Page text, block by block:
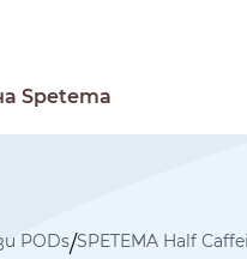
Spetema
PODs/SPETEMA Half